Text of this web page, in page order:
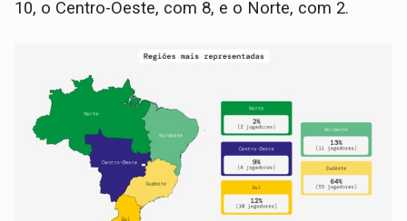
10, o Centro-Oeste, com 8, e o Norte, com 2.